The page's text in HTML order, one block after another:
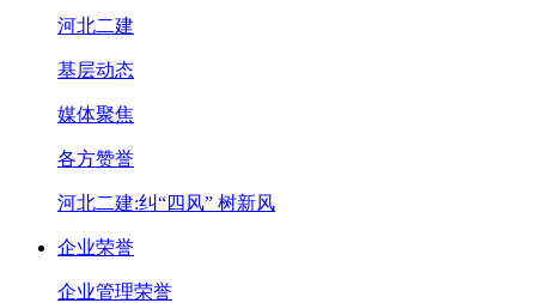
河北二建
基层动态
媒体聚焦
各方赞誉
河北二建:纠“四风” 树新风
企业荣誉
企业管理荣誉